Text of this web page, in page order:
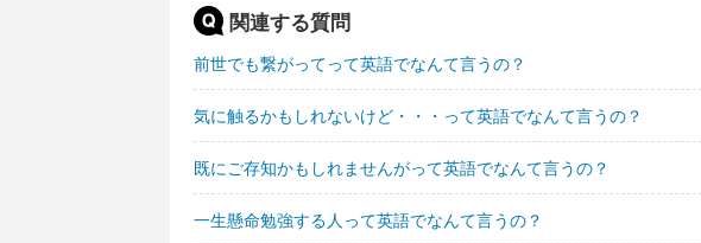
関連する質問
前世でも繋がってって英語でなんて言うの？
気に触るかもしれないけど・・・って英語でなんて言うの？
既にご存知かもしれませんがって英語でなんて言うの？
一生懸命勉強する人って英語でなんて言うの？